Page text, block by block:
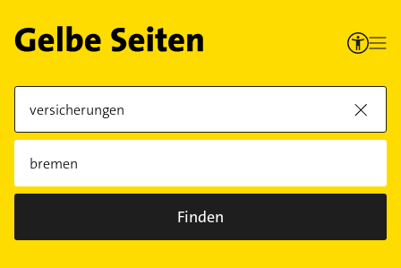
Finden